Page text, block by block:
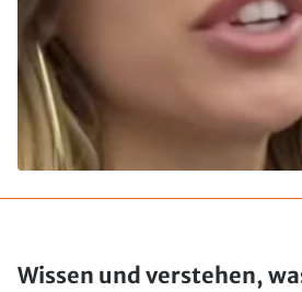
Wissen und verstehen,